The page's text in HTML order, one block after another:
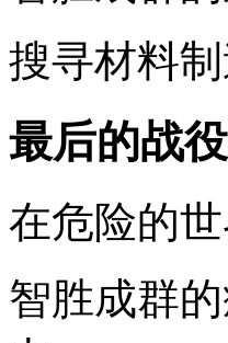
搜寻材料
最后的战
在危险的
智胜成群